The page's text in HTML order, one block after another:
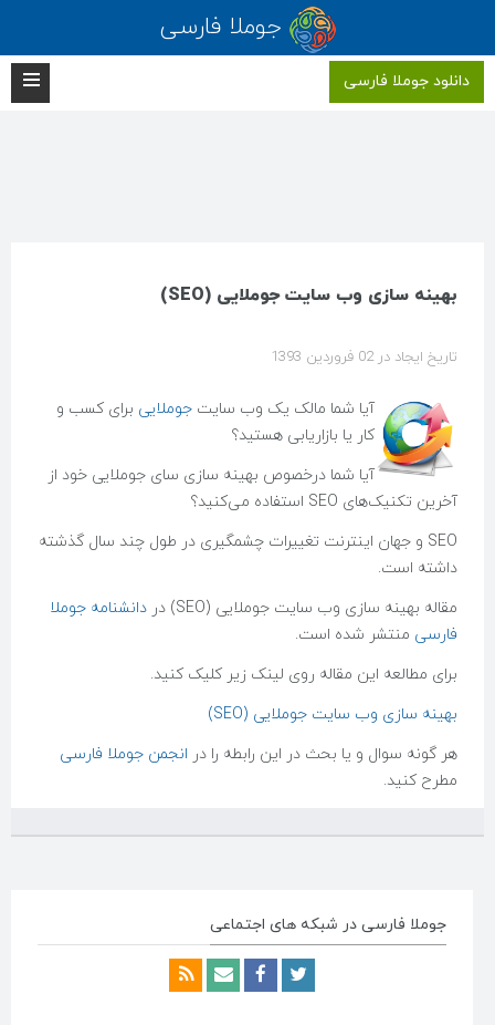
جوملا فارسی
دانلود جوملا فارسی
بهینه سازی وب سایت جوملایی (SEO)
تاریخ ایجاد در 02 فروردين 1393
آیا شما مالک یک وب سایت جوملایی برای کسب و
کار یا بازاریابی هستید؟
آیا شما درخصوص بهینه سازی سای جوملایی خود از
آخرین تکنیک‌های SEO استفاده می‌کنید؟
SEO و جهان اینترنت تغییرات چشمگیری در طول چند سال گذشته
داشته است.
مقاله بهینه سازی وب سایت جوملایی (SEO) در
دانشنامه جوملا
فارسی منتشر شده است.
برای مطالعه این مقاله روی لینک زیر کلیک کنید.
بهینه سازی وب سایت جوملایی (SEO)
هر گونه سوال و یا بحث در این رابطه را در انجمن جوملا فارسی
مطرح کنید.
جوملا فارسی در شبکه های اجتماعی